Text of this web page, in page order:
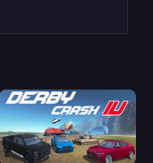
Derby Crash 4